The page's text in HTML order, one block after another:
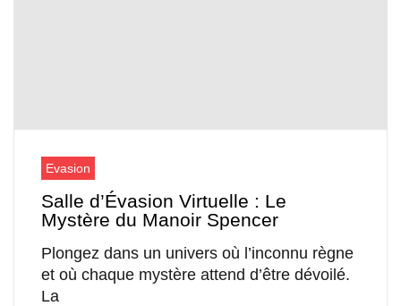
Evasion
Salle d’Évasion Virtuelle : Le
Mystère du Manoir Spencer
Plongez dans un univers où l’inconnu règne
et où chaque mystère attend d’être dévoilé.
La